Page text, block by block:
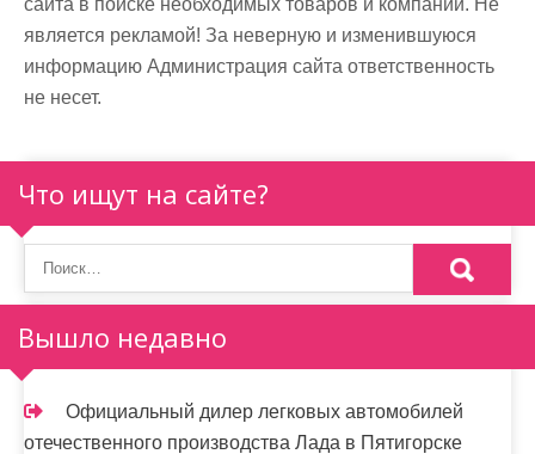
сайта в поиске необходимых товаров и компаний. Не
является рекламой! За неверную и изменившуюся
информацию Администрация сайта ответственность
не несет.
Что ищут на сайте?
Вышло недавно
Официальный дилер легковых автомобилей
отечественного производства Лада в Пятигорске